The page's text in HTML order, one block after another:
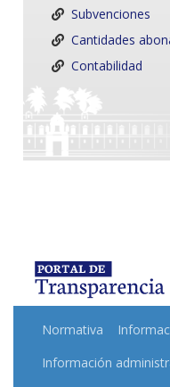
Subvenciones
Cantidades
Contabilidad
Normativa
Información